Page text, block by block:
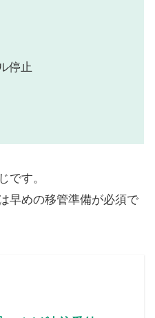
停止
です。
早めの移管準備が必須で